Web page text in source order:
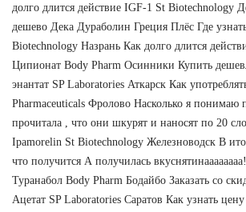
долго длится действие IGF-1 St Biotechnology
дешево Дека Дураболин Греция Плёс Где
Biotechnology Назрань Как долго длится
Ципионат Body Pharm Осинники Купить
энантат SP Laboratories Аткарск Как
Pharmaceuticals Фролово Насколько я понимаю
прочитала , что они шкурят и наносят по 20
Ipamorelin St Biotechnology Железноводск В
что получится А получилась
Туранабол Body Pharm Бодайбо Заказать со
Ацетат SP Laboratories Саратов Как узнать